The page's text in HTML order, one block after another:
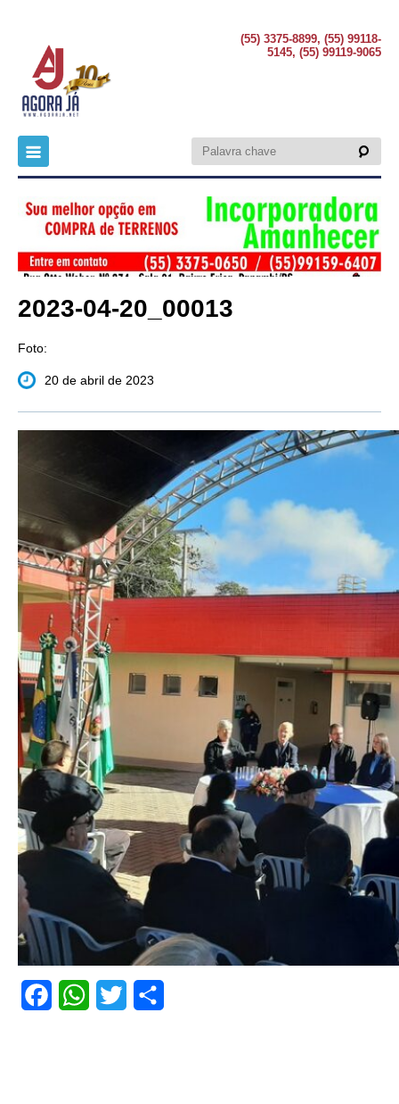
(55) 3375-8899, (55) 99118-
5145, (55) 99119-9065
2023-04-20_00013
Foto:
20 de abril de 2023
FacebookWhatsApp
Twitter